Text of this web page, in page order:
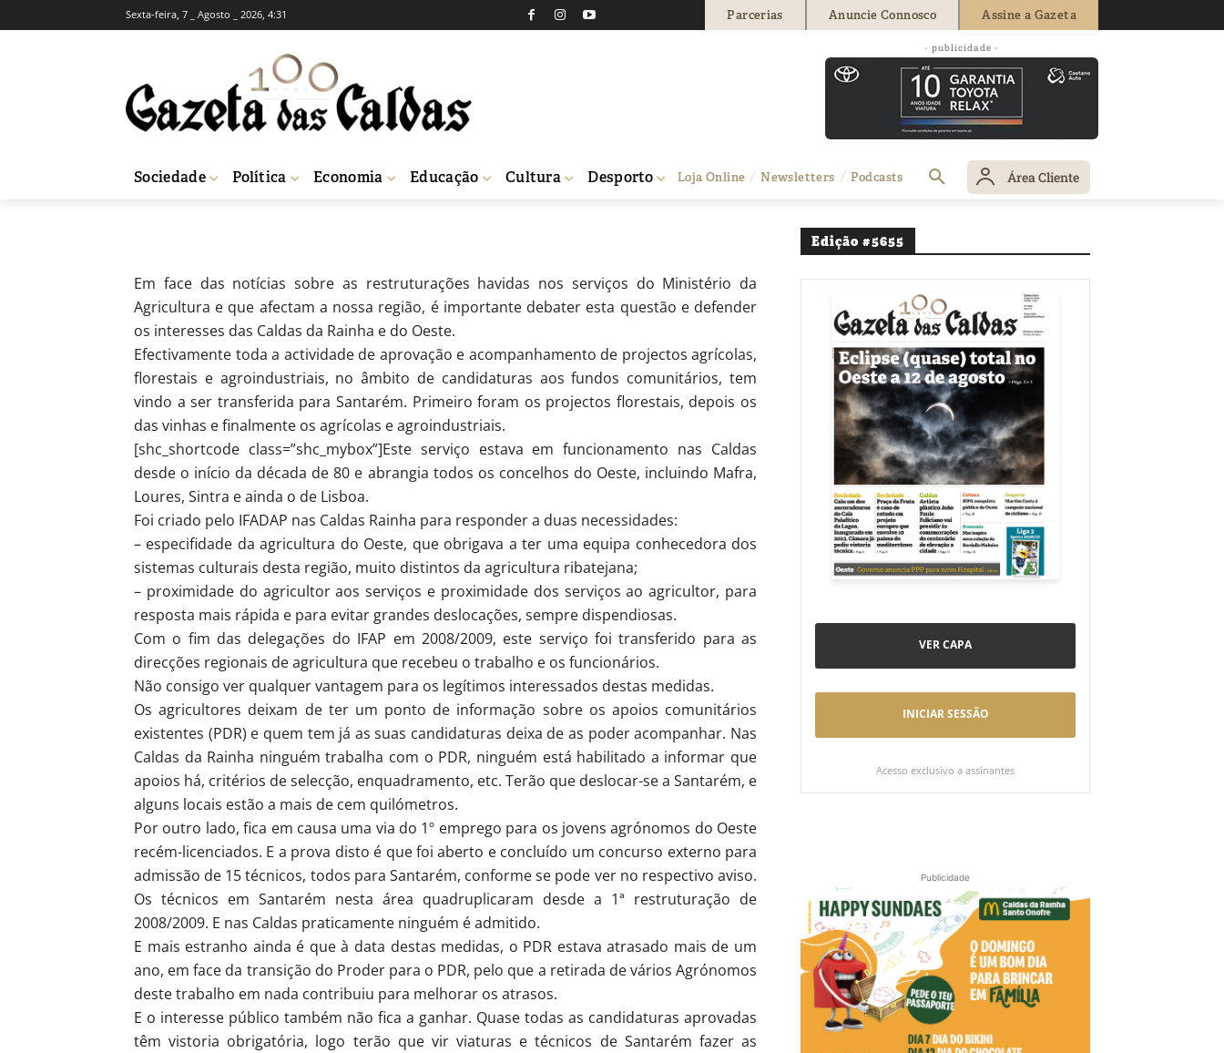
Sexta-feira, 7 _ Agosto _ 2026, 4:31 Parcerias Anuncie Connosco Assine a Gazeta
- publicidade -
Sociedade Política Economia Educação Cultura Desporto Loja Online Newsletters Podcasts Área Cliente
Ministério da Agricultura: concentração de serviços
em Santarém
Redação 22 de Setembro, 2017
Em face das notícias sobre as restruturações havidas nos serviços do Ministério da
Agricultura e que afectam a nossa região, é importante debater esta questão e defender
os interesses das Caldas da Rainha e do Oeste.
Efectivamente toda a actividade de aprovação e acompanhamento de projectos agrícolas,
florestais e agroindustriais, no âmbito de candidaturas aos fundos comunitários, tem
vindo a ser transferida para Santarém. Primeiro foram os projectos florestais, depois os
das vinhas e finalmente os agrícolas e agroindustriais.
[shc_shortcode class=”shc_mybox”]Este serviço estava em funcionamento nas Caldas
desde o início da década de 80 e abrangia todos os concelhos do Oeste, incluindo Mafra,
Loures, Sintra e ainda o de Lisboa.
Foi criado pelo IFADAP nas Caldas Rainha para responder a duas necessidades:
– especifidade da agricultura do Oeste, que obrigava a ter uma equipa conhecedora dos
sistemas culturais desta região, muito distintos da agricultura ribatejana;
– proximidade do agricultor aos serviços e proximidade dos serviços ao agricultor, para
resposta mais rápida e para evitar grandes deslocações, sempre dispendiosas.
Com o fim das delegações do IFAP em 2008/2009, este serviço foi transferido para as
direcções regionais de agricultura que recebeu o trabalho e os funcionários.
Não consigo ver qualquer vantagem para os legítimos interessados destas medidas.
Os agricultores deixam de ter um ponto de informação sobre os apoios comunitários
existentes (PDR) e quem tem já as suas candidaturas deixa de as poder acompanhar. Nas
Caldas da Rainha ninguém trabalha com o PDR, ninguém está habilitado a informar que
apoios há, critérios de selecção, enquadramento, etc. Terão que deslocar-se a Santarém, e
alguns locais estão a mais de cem quilómetros.
Por outro lado, fica em causa uma via do 1º emprego para os jovens agrónomos do Oeste
recém-licenciados. E a prova disto é que foi aberto e concluído um concurso externo para
admissão de 15 técnicos, todos para Santarém, conforme se pode ver no respectivo aviso.
Os técnicos em Santarém nesta área quadruplicaram desde a 1ª restruturação de
2008/2009. E nas Caldas praticamente ninguém é admitido.
E mais estranho ainda é que à data destas medidas, o PDR estava atrasado mais de um
ano, em face da transição do Proder para o PDR, pelo que a retirada de vários Agrónomos
deste trabalho em nada contribuiu para melhorar os atrasos.
E o interesse público também não fica a ganhar. Quase todas as candidaturas aprovadas
têm vistoria obrigatória, logo terão que vir viaturas e técnicos de Santarém fazer as
Edição #5655
VER CAPA
INICIAR SESSÃO
Acesso exclusivo a assinantes
Publicidade